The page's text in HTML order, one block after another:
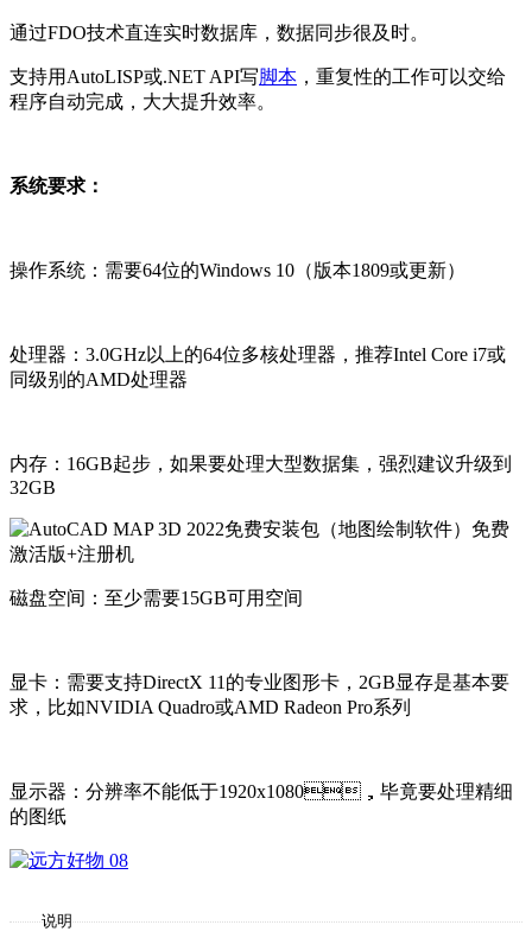
通过FDO技术直连实时数据库，数据同步很及时。
支持用AutoLISP或.NET API写脚本 ，重复性的工作可以交给
程序自动完成，大大提升效率。
系统要求：
操作系统：需要64位的Windows 10（版本1809或更新）
处理器：3.0GHz以上的64位多核处理器，推荐Intel Core i7或
同级别的AMD处理器
内存：16GB起步，如果要处理大型数据集，强烈建议升级到
32GB
磁盘空间：至少需要15GB可用空间
显卡：需要支持DirectX 11的专业图形卡，2GB显存是基本要
求，比如NVIDIA Quadro或AMD Radeon Pro系列
显示器：分辨率不能低于1920x1080，毕竟要处理精细
的图纸
说明